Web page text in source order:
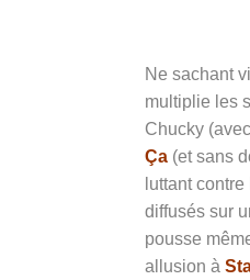
Ne sachant
multiplie les
Chucky
Ça (et sans
luttant
diffusés sur
pousse
allusion à